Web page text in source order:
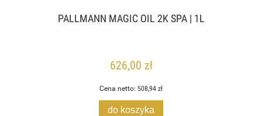
PALLMANN MAGIC OIL 2K SPA | 1L
626,00 zł
Cena netto: 508,94 zł
do koszyka